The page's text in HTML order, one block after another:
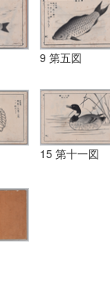
9 第五図
15 第十一図